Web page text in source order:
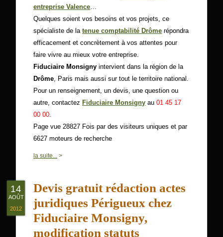
entreprise Valence…
Quelques soient vos besoins et vos projets, ce
spécialiste de latenue comptabilité Drôme répondra
efficacement et concrètement à vos attentes pour
faire vivre au mieux votre entreprise.
Fiduciaire Monsigny intervient dans la région de la
Drôme, Paris mais aussi sur tout le territoire national.
Pour un renseignement, un devis, une question ou
autre, contactez Fiduciaire Monsigny au01 45 17
00 00.
Page vue 28827 Fois par des visiteurs uniques et par
6627 moteurs de recherche
la suite... >
Devis gratuit rédaction actes
juridiques Périgueux chez
Fiduciaire Monsigny,
modification statuts
14
AOÛT
2012